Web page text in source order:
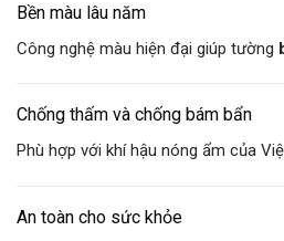
Bền màu lâu năm
Công nghệ màu hiện đại giúp tường
Chống thấm và chống bám bẩn
Phù hợp với khí hậu nóng ẩm của
An toàn cho sức khỏe